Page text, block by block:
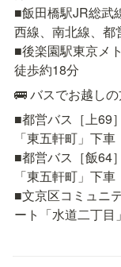
■飯田橋駅JR総武
西線、南北線、都
■後楽園駅東京メ
徒歩約18分
🚌 バスでお越し
■都営バス［上69
「東五軒町」下
■都営バス［飯64
「東五軒町」下
■文京区コミュニ
ート「水道二丁目